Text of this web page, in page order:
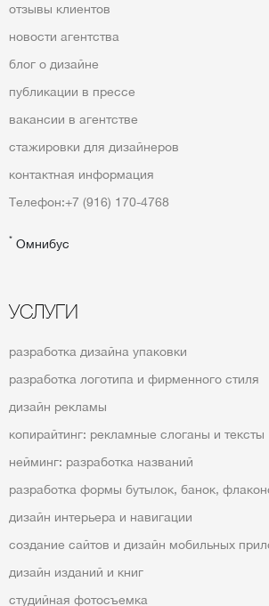
отзывы клиентов
новости агентства
блог о дизайне
публикации в прессе
вакансии в агентстве
стажировки для дизайнеров
контактная информация
Телефон:+7 (916) 170-4768
* Омнибус
УСЛУГИ
разработка дизайна упаковки
разработка логотипа и фирменного стиля
дизайн рекламы
копирайтинг: рекламные слоганы и тексты
нейминг: разработка названий
разработка формы бутылок, банок,
дизайн интерьера и навигации
создание сайтов и дизайн мобильных
дизайн изданий и книг
студийная фотосъемка